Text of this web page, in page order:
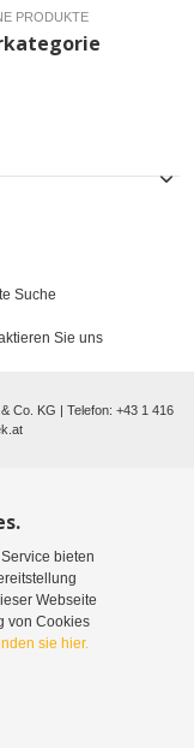
PRODUKTE
Suche
Sie uns
Co. KG | Telefon: +43 1 416
bieten
Webseite
von Cookies
sie hier.